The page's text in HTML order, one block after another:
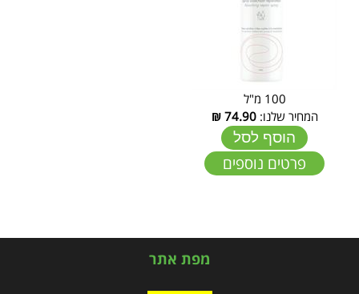
100 מ"ל
המחיר שלנו:74.90
₪
הוסף לסל
פרטים נוספים
מפת אתר